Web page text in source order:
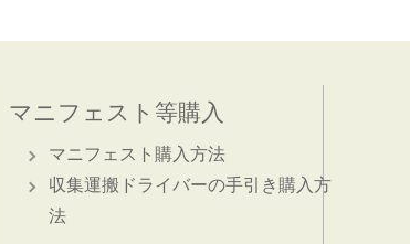
マニフェスト等購入
マニフェスト購入方法
収集運搬ドライバーの手引き購入方
法